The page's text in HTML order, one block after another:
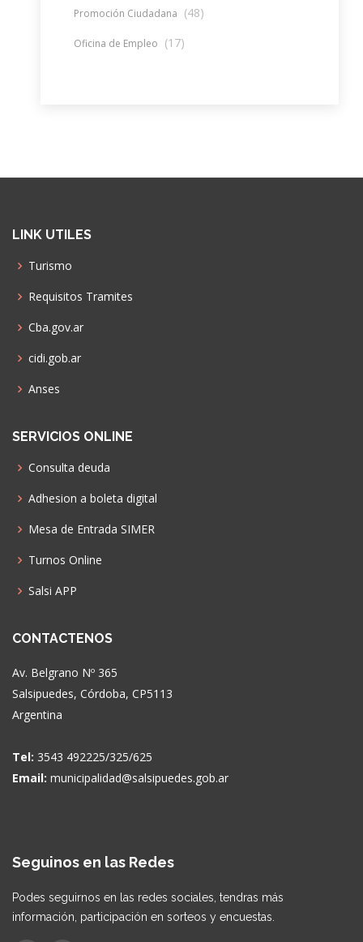
Promoción Ciudadana (48)
Oficina de Empleo (17)
LINK UTILES
Turismo
Requisitos Tramites
Cba.gov.ar
cidi.gob.ar
Anses
SERVICIOS ONLINE
Consulta deuda
Adhesion a boleta digital
Mesa de Entrada SIMER
Turnos Online
Salsi APP
CONTACTENOS
Av. Belgrano Nº 365
Salsipuedes, Córdoba, CP5113
Argentina
Tel: 3543 492225/325/625
Email: municipalidad@salsipuedes.gob.ar
Seguinos en las Redes
Podes seguirnos en las redes sociales, tendras más
información, participación en sorteos y encuestas.